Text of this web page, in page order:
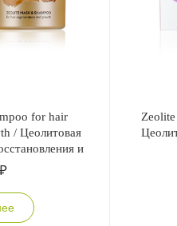
for hair
/ Цеолитовая
и
₽